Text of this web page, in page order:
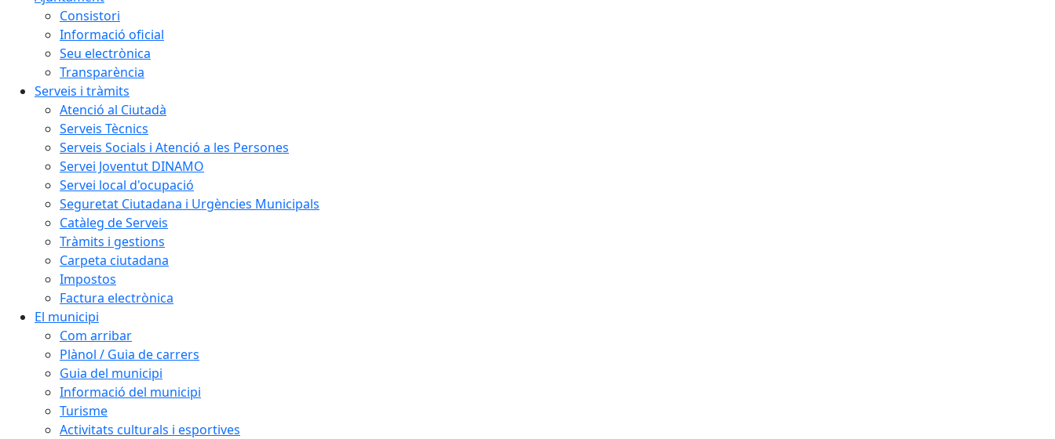
Consistori
Informació oficial
Seu electrònica
Transparència
Serveis i tràmits
Atenció al Ciutadà
Serveis Tècnics
Serveis Socials i Atenció a les Persones
Servei Joventut DINAMO
Servei local d'ocupació
Seguretat Ciutadana i Urgències Municipals
Catàleg de Serveis
Tràmits i gestions
Carpeta ciutadana
Impostos
Factura electrònica
El municipi
Com arribar
Plànol / Guia de carrers
Guia del municipi
Informació del municipi
Turisme
Activitats culturals i esportives